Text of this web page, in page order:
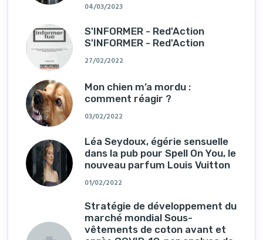
04/03/2023
S'INFORMER - Red'Action
S'INFORMER - Red'Action
27/02/2022
Mon chien m’a mordu :
comment réagir ?
03/02/2022
Léa Seydoux, égérie sensuelle
dans la pub pour Spell On You, le
nouveau parfum Louis Vuitton
01/02/2022
Stratégie de développement du
marché mondial Sous-
vêtements de coton avant et